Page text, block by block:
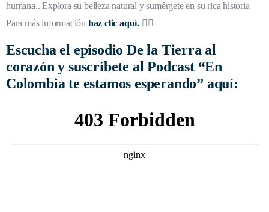
humana.. Explora su belleza natural y sumérgete en su rica historia
Para más información haz clic aquí. 👈🏼
Escucha el episodio De la Tierra al
corazón y suscríbete al Podcast “En
Colombia te estamos esperando” aquí: